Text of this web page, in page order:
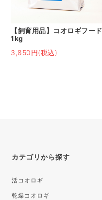
【飼育用品】コオロギフード
1kg
3,850円(税込)
カテゴリから探す
活コオロギ
乾燥コオロギ